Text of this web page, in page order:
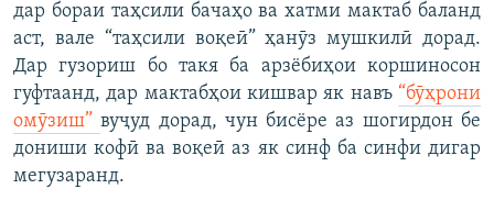
дар бораи таҳсили бачаҳо ва хатми мактаб баланд
аст, вале “таҳсили воқеӣ” ҳанӯз мушкилӣ дорад.
Дар гузориш бо такя ба арзёбиҳои коршиносон
гуфтаанд, дар мактабҳои кишвар як навъ “бӯҳрони
омӯзиш”вуҷуд дорад, чун бисёре аз шогирдон бе
дониши кофӣ ва воқеӣ аз як синф ба синфи дигар
мегузаранд.